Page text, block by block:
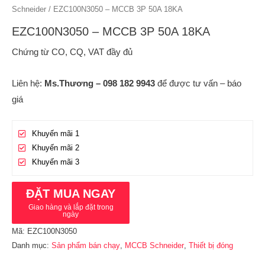
Schneider / EZC100N3050 – MCCB 3P 50A 18KA
EZC100N3050 – MCCB 3P 50A 18KA
Chứng từ CO, CQ, VAT đầy đủ
Liên hệ: Ms.Thương – 098 182 9943 để được tư vấn – báo
giá
Khuyến mãi 1
Khuyến mãi 2
Khuyến mãi 3
ĐẶT MUA NGAY
Giao hàng và lắp đặt trong
ngày
Mã: EZC100N3050
Danh mục: Sản phẩm bán chạy MCCB Schneider Thiết bị đóng